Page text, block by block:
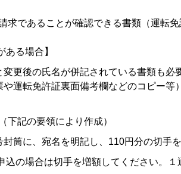
求であることが確認できる書類（運転
ある場合】
変更後の氏名が併記されている書類も必
や運転免許証裏面備考欄などのコピー等）
下記の要領により作成）
封筒に、宛名を明記し、110円分の切手
込の場合は切手を増額してください。１